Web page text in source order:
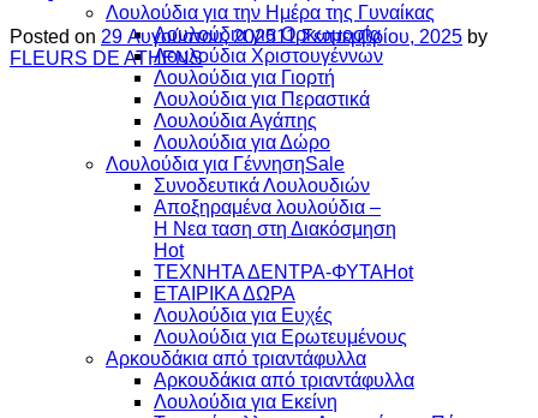
Λουλούδια για την Ημέρα της Γυναίκας
Λουλούδια για Ορκωμοσία
Λουλούδια Χριστουγέννων
Λουλούδια για Γιορτή
Λουλούδια για Περαστικά
Λουλούδια Αγάπης
Λουλούδια για Δώρο
Λουλούδια για Γέννηση
Συνοδευτικά Λουλουδιών
Αποξηραμένα λουλούδια –
Η Νεα ταση στη Διακόσμηση
ΤΕΧΝΗΤΑ ΔΕΝΤΡΑ-ΦΥΤΑ
ΕΤΑΙΡΙΚΑ ΔΩΡΑ
Λουλούδια για Ευχές
Λουλούδια για Ερωτευμένους
Aρκουδάκια από τριαντάφυλλα
Aρκουδάκια από τριαντάφυλλα
Λουλούδια για Εκείνη
Posted on 29 Αυγούστου, 202511 Σεπτεμβρίου, 2025 by
FLEURS DE ATHENS